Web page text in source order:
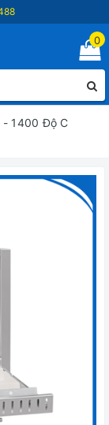
0
- 1400 Độ C